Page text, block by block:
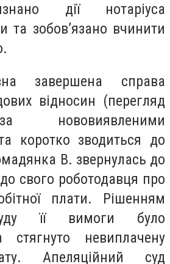
дії нотаріуса
та зобов’язано вчинити
завершена справа
відносин (перегляд
нововиявленими
коротко зводиться до
В. звернулась до
свого роботодавця про
плати. Рішенням
її вимоги було
стягнуто невиплачену
Апеляційний суд